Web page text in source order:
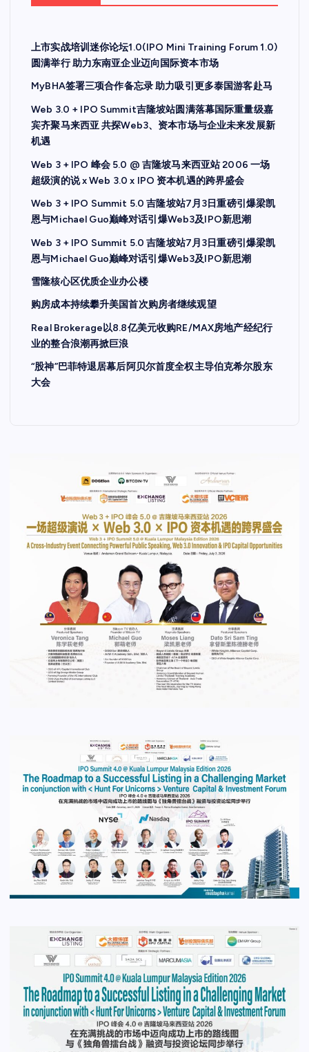
上市实战培训迷你论坛1.0(IPO Mini Training Forum 1.0)
圆满举行 助力东南亚企业迈向国际资本市场
MyBHA签署三项合作备忘录 助力吸引更多泰国游客赴马
Web 3.0 + IPO Summit吉隆坡站圆满落幕国际重量级嘉
宾齐聚马来西亚 共探Web3、资本市场与企业未来发展新
机遇
Web 3 + IPO 峰会 5.0 @ 吉隆坡马来西亚站 2006 一场
超级演的说 x Web 3.0 x IPO 资本机遇的跨界盛会
Web 3 + IPO Summit 5.0 吉隆坡站7月3日重磅引爆梁凯
恩与Michael Guo巅峰对话引爆Web3及IPO新思潮
Web 3 + IPO Summit 5.0 吉隆坡站7月3日重磅引爆梁凯
恩与Michael Guo巅峰对话引爆Web3及IPO新思潮
雪隆核心区优质企业办公楼
购房成本持续攀升美国首次购房者继续观望
Real Brokerage以8.8亿美元收购RE/MAX房地产经纪行
业的整合浪潮再掀巨浪
“股神”巴菲特退居幕后阿贝尔首度全权主导伯克希尔股东
大会